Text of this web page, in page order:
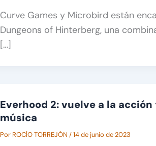
Curve Games y Microbird están
Dungeons of Hinterberg, una
[…]
Everhood 2: vuelve a la
música
Por ROCÍO TORREJÓN /14 de junio de 2023